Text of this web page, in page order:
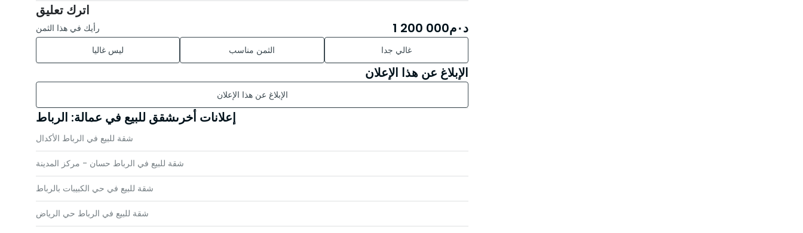
اترك تعليق
رأيك في هذا الثمن 1 200 000 د٠م
ليس غاليا الثمن مناسب غالي جدا
الإبلاغ عن هذا الإعلان
الإبلاغ عن هذا الإعلان
إعلانات أخرىشقق للبيع في عمالة: الرباط
شقة للبيع في الرباط الأكدال
شقة للبيع في الرباط حسان - مركز المدينة
شقة للبيع في حي الكبيبات بالرباط
شقة للبيع في الرباط حي الرياض